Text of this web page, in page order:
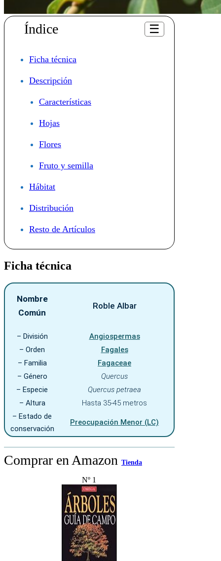
Índice ☰
Ficha técnica
Descripción
Características
Hojas
Flores
Fruto y semilla
Hábitat
Distribución
Resto de Artículos
Ficha técnica
Nombre
Común
Roble Albar
– División
Angiospermas
– Orden
Fagales
– Familia
Fagaceae
– Género
Quercus
– Especie
Quercus petraea
– Altura
Hasta 35-45 metros
– Estado de
conservación
Preocupación Menor (LC)
Comprar en Amazon Tienda
Nº 1